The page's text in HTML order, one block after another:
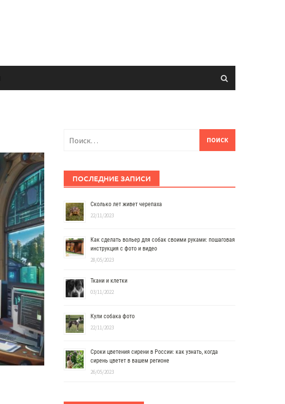
ПОСЛЕДНИЕ ЗАПИСИ
Сколько лет живет черепаха
22/11/2023
Как сделать вольер для собак своими руками: пошаговая
инструкция с фото и видео
28/05/2023
Ткани и клетки
03/11/2022
Кули собака фото
22/11/2023
Сроки цветения сирени в России: как узнать, когда
сирень цветет в вашем регионе
26/05/2023